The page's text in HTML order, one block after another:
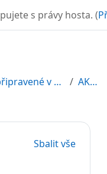
s právy hosta. (
Kurzy připravené v rámci ESF AKT-PC
Sbalit vše